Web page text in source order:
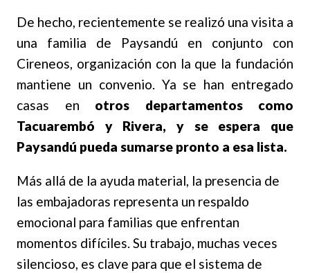
De hecho, recientemente se realizó una visita a
una familia de Paysandú en conjunto con
Cireneos, organización con la que la fundación
mantiene un convenio. Ya se han entregado
casas en otros departamentos como
Tacuarembó y Rivera, y se espera que
Paysandú pueda sumarse pronto a esa lista.
Más allá de la ayuda material, la presencia de
las embajadoras representa un respaldo
emocional para familias que enfrentan
momentos difíciles. Su trabajo, muchas veces
silencioso, es clave para que el sistema de